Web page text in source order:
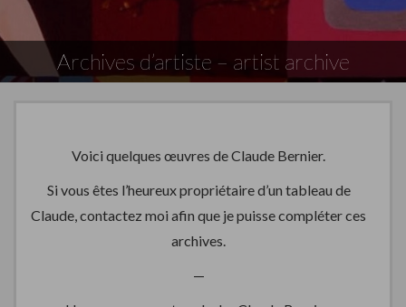
Archives d’artiste – artist archive
Voici quelques œuvres de Claude Bernier.
Si vous êtes l’heureux propriétaire d’un tableau de
Claude, contactez moi afin que je puisse compléter ces
archives.
—